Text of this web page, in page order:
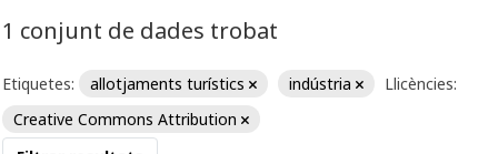
1 conjunt de dades trobat
Etiquetes: allotjaments turístics indústria
Llicències:
Creative Commons Attribution